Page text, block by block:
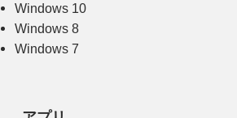
Windows 10
Windows 8
Windows 7